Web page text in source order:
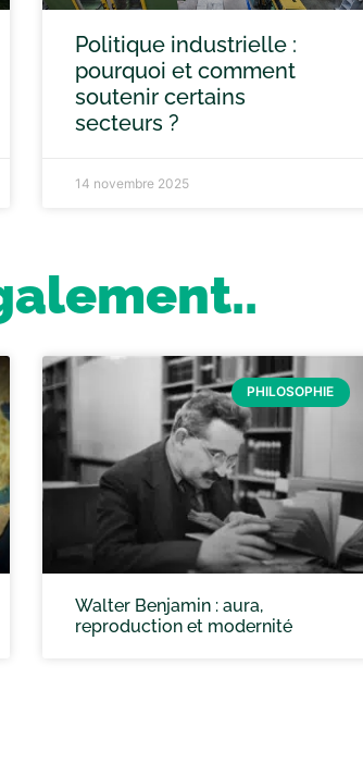
Politique industrielle :
pourquoi et comment
soutenir certains
secteurs ?
14 novembre 2025
PHILOSOPHIE
Walter Benjamin : aura,
reproduction et modernité